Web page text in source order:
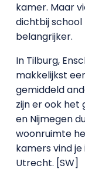
kamer. Maar
dichtbij
belangrijker.
In Tilburg,
makkelijkst
gemiddeld
zijn er ook het
en Nijmegen
woonruimte
kamers vind
Utrecht. [SW]